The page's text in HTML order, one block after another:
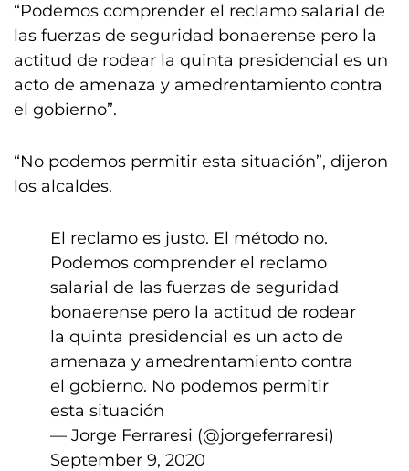
“Podemos comprender el reclamo salarial de
las fuerzas de seguridad bonaerense pero la
actitud de rodear la quinta presidencial es un
acto de amenaza y amedrentamiento contra
el gobierno”.
“No podemos permitir esta situación”, dijeron
los alcaldes.
El reclamo es justo. El método no.
Podemos comprender el reclamo
salarial de las fuerzas de seguridad
bonaerense pero la actitud de rodear
la quinta presidencial es un acto de
amenaza y amedrentamiento contra
el gobierno. No podemos permitir
esta situación
— Jorge Ferraresi (@jorgeferraresi)
September 9, 2020